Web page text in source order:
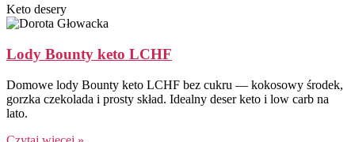
Keto desery
Lody Bounty keto LCHF
Domowe lody Bounty keto LCHF bez cukru — kokosowy środek,
gorzka czekolada i prosty skład. Idealny deser keto i low carb na
lato.